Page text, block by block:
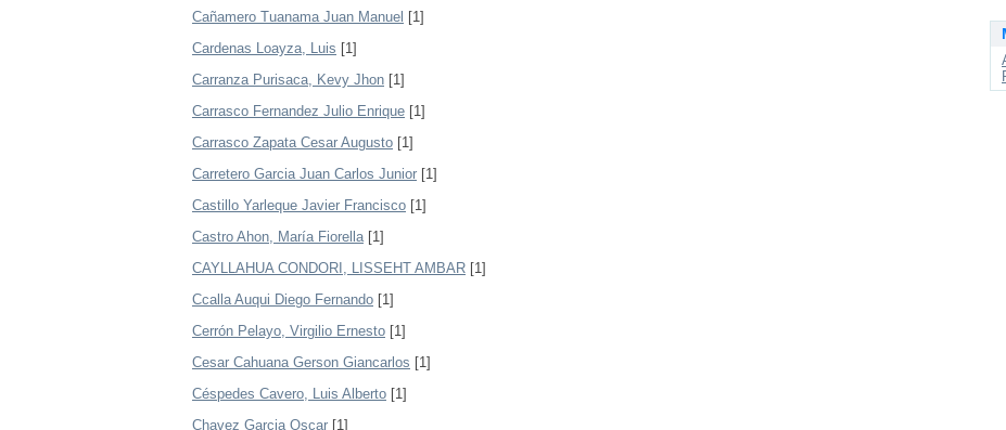
Cañamero Tuanama Juan Manuel [1]
Cardenas Loayza, Luis [1]
Carranza Purisaca, Kevy Jhon [1]
Carrasco Fernandez Julio Enrique [1]
Carrasco Zapata Cesar Augusto [1]
Carretero Garcia Juan Carlos Junior [1]
Castillo Yarleque Javier Francisco [1]
Castro Ahon, María Fiorella[1]
CAYLLAHUA CONDORI, LISSEHT AMBAR [1]
Ccalla Auqui Diego Fernando [1]
Cerrón Pelayo, Virgilio Ernesto [1]
Cesar Cahuana Gerson Giancarlos [1]
Céspedes Cavero, Luis Alberto [1]
Chavez Garcia Oscar [1]